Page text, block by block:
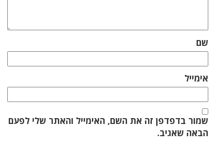
שם
אימייל
שמור בדפדפן זה את השם, האימייל והאתר שלי לפעם
הבאה שאגיב.